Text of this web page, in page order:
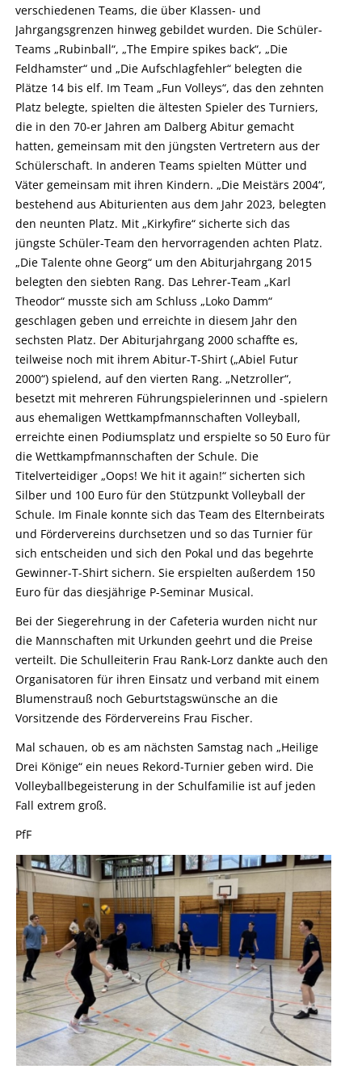
verschiedenen Teams, die über Klassen- und
Jahrgangsgrenzen hinweg gebildet wurden. Die Schüler-
Teams „Rubinball“, „The Empire spikes back“, „Die
Feldhamster“ und „Die Aufschlagfehler“ belegten die
Plätze 14 bis elf. Im Team „Fun Volleys“, das den zehnten
Platz belegte, spielten die ältesten Spieler des Turniers,
die in den 70-er Jahren am Dalberg Abitur gemacht
hatten, gemeinsam mit den jüngsten Vertretern aus der
Schülerschaft. In anderen Teams spielten Mütter und
Väter gemeinsam mit ihren Kindern. „Die Meistärs 2004“,
bestehend aus Abiturienten aus dem Jahr 2023, belegten
den neunten Platz. Mit „Kirkyfire“ sicherte sich das
jüngste Schüler-Team den hervorragenden achten Platz.
„Die Talente ohne Georg“ um den Abiturjahrgang 2015
belegten den siebten Rang. Das Lehrer-Team „Karl
Theodor“ musste sich am Schluss „Loko Damm“
geschlagen geben und erreichte in diesem Jahr den
sechsten Platz. Der Abiturjahrgang 2000 schaffte es,
teilweise noch mit ihrem Abitur-T-Shirt („Abiel Futur
2000“) spielend, auf den vierten Rang. „Netzroller“,
besetzt mit mehreren Führungspielerinnen und -spielern
aus ehemaligen Wettkampfmannschaften Volleyball,
erreichte einen Podiumsplatz und erspielte so 50 Euro für
die Wettkampfmannschaften der Schule. Die
Titelverteidiger „Oops! We hit it again!“ sicherten sich
Silber und 100 Euro für den Stützpunkt Volleyball der
Schule. Im Finale konnte sich das Team des Elternbeirats
und Fördervereins durchsetzen und so das Turnier für
sich entscheiden und sich den Pokal und das begehrte
Gewinner-T-Shirt sichern. Sie erspielten außerdem 150
Euro für das diesjährige P-Seminar Musical.
Bei der Siegerehrung in der Cafeteria wurden nicht nur
die Mannschaften mit Urkunden geehrt und die Preise
verteilt. Die Schulleiterin Frau Rank-Lorz dankte auch den
Organisatoren für ihren Einsatz und verband mit einem
Blumenstrauß noch Geburtstagswünsche an die
Vorsitzende des Fördervereins Frau Fischer.
Mal schauen, ob es am nächsten Samstag nach „Heilige
Drei Könige“ ein neues Rekord-Turnier geben wird. Die
Volleyballbegeisterung in der Schulfamilie ist auf jeden
Fall extrem groß.
PfF